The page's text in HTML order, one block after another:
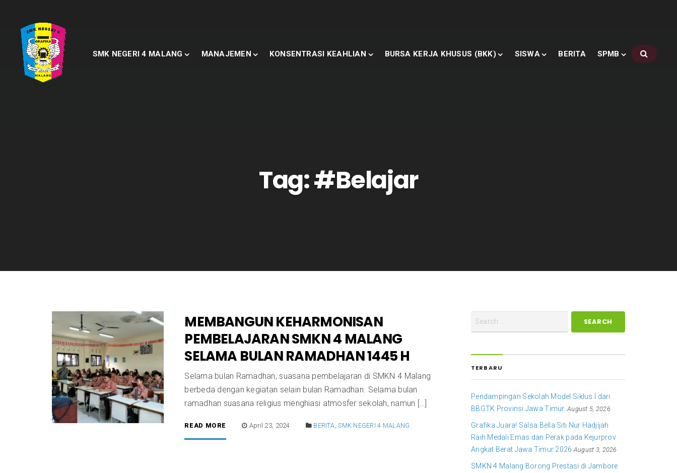
SMK NEGERI 4 MALANG MANAJEMEN KONSENTRASI KEAHLIAN BURSA KERJA KHUSUS (BKK) SISWA BERITA SPMB
Tag:#Belajar
MEMBANGUN KEHARMONISAN
PEMBELAJARAN SMKN 4 MALANG
SELAMA BULAN RAMADHAN 1445 H
Selama bulan Ramadhan, suasana pembelajaran di SMKN 4 Malang
berbeda dengan kegiatan selain bulan Ramadhan. Selama bulan
ramadhan suasana religius menghiasi atmosfer sekolah, namun […]
READ MORE April 23, 2024 BERITA ,SMK NEGERI 4 MALANG
TERBARU
Pendampingan Sekolah Model Siklus I dari
BBGTK Provinsi Jawa Timur. August 5, 2026
Grafika Juara! Salsa Bella Siti Nur Hadjijah
Raih Medali Emas dan Perak pada Kejurprov
Angkat Berat Jawa Timur 2026 August 3, 2026
SMKN 4 Malang Borong Prestasi di Jambore